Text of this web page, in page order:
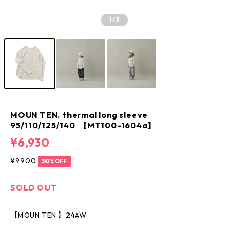
1/3
MOUN TEN. thermal long sleeve
95/110/125/140 [MT100-1604a]
¥6,930
¥9,900 30%OFF
SOLD OUT
【MOUN TEN.】24AW